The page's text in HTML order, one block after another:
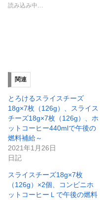
t
ウ
ィ
ン
ウ
で
開
き
ま
す
)
い
(
新
し
い
ウ
ン
ド
き
ま
す
)
読み込み中…
関連
とろけるスライスチーズ
18g×7枚（126g）、スライス
チーズ18g×7枚（126g）、ホ
ットコーヒー440mlで午後の
燃料補給～
2021年1月26日
日記
スライスチーズ18g×7枚
（126g）×2個、コンビニホ
ットコーヒーＬで午後の燃料